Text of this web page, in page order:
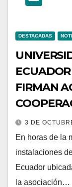
DESTACADAS
FIRMAN
3 DE
En horas de la
instalaciones
Ecuador
la asociación…